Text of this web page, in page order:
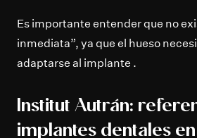
Es importante entender que no
inmediata”, ya que el hueso
adaptarse al implante .
Institut Autrán:
implantes dentales